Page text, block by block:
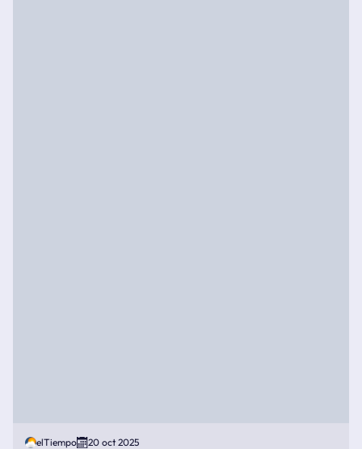
elTiempo 20 oct 2025